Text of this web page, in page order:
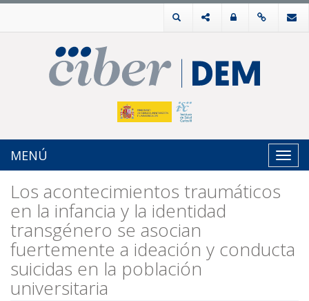
MENÚ
Los acontecimientos traumáticos
en la infancia y la identidad
transgénero se asocian
fuertemente a ideación y conducta
suicidas en la población
universitaria